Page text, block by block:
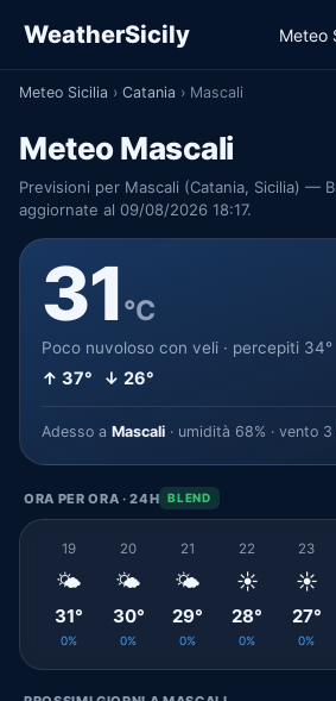
WeatherSicily Meteo
Meteo Sicilia › Catania › Mascali
Meteo Mascali
Previsioni per Mascali (Catania, Sicilia) —
aggiornate al 09/08/2026 18:17.
31°C
Poco nuvoloso con veli · percepiti 34°
↑ 37° ↓ 26°
Adesso a Mascali · umidità 68% · vento
ORA PER ORA · 24H BLEND
19
🌤️
31°
0%
20
🌤️
30°
0%
21
🌤️
29°
0%
22
☀️
28°
0%
23
☀️
27°
0%